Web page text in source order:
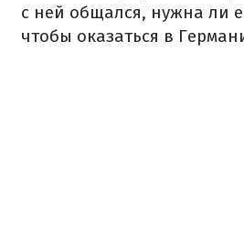
с ней общался, нужна ли
чтобы оказаться в